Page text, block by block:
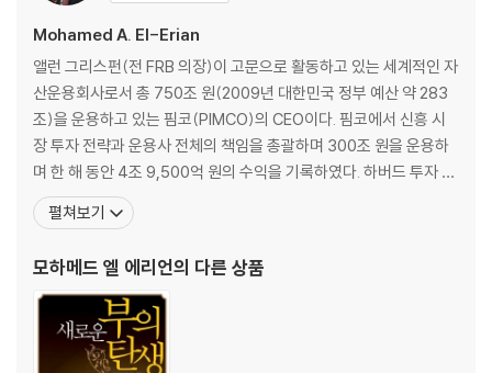
Mohamed A. El-Erian
앨런 그리스펀(전 FRB 의장)이 고문으로 활동하고 있는 세계적인 자
산운용회사로서 총 750조 원(2009년 대한민국 정부 예산 약 283
조)을 운용하고 있는 핌코(PIMCO)의 CEO이다. 핌코에서 신흥 시
장 투자 전략과 운용사 전체의 책임을 총괄하며 300조 원을 운용하
며 한 해 동안 4조 9,500억 원의 수익을 기록하였다. 하버드 투자 자
문(Harvard Management Company)의 CEO를 역임하면서 하
버드 대학의 재산을 세계 최고로 만들었으며 재임 시절 투자로 벌어
퍼드 대학교에서 박사학위를
펼쳐보기
모하메드 엘 에리언의 다른 상품